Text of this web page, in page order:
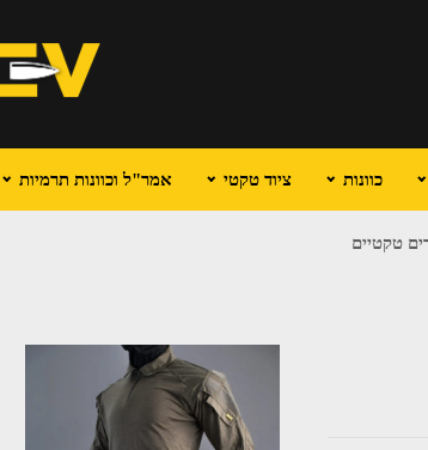
כוונות ציוד טקטי אמר"ל וכוונות תרמיות
טקטיים